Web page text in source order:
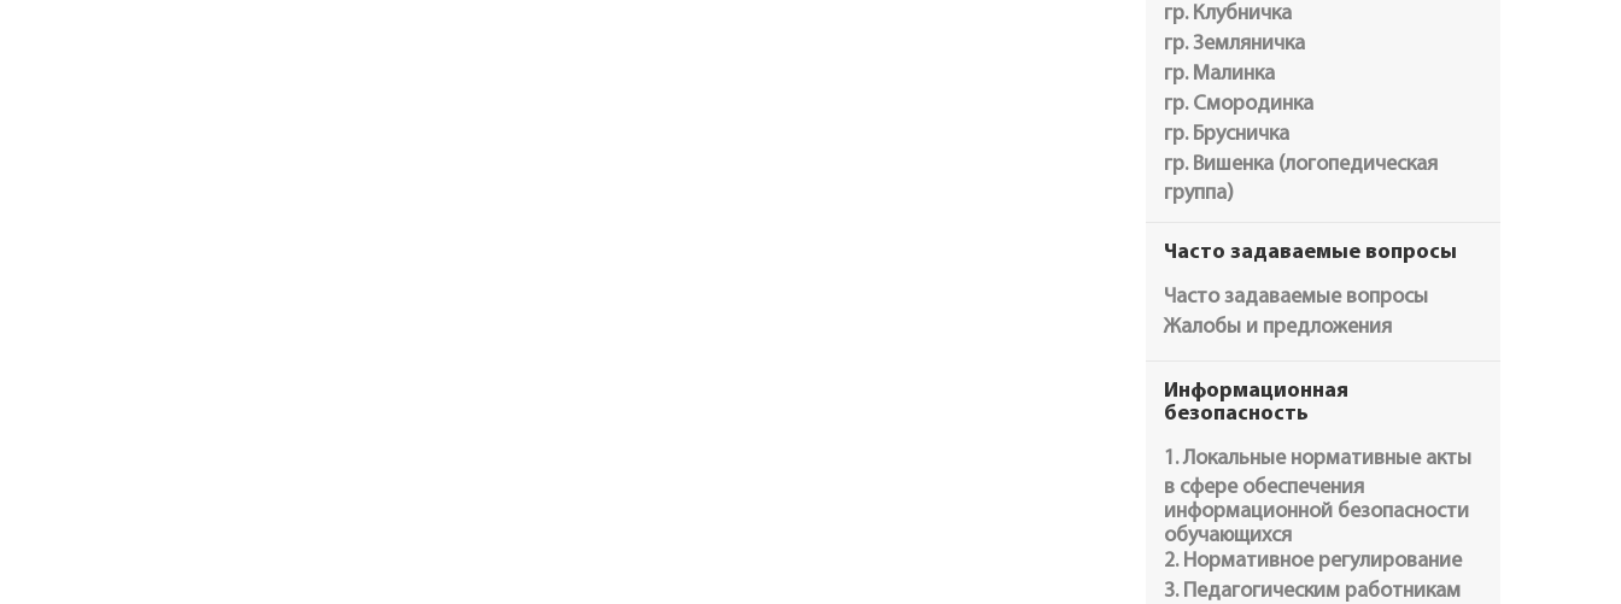
гр. Клубничка
гр. Земляничка
гр. Малинка
гр. Смородинка
гр. Брусничка
гр. Вишенка (логопедическая
группа)
Часто задаваемые вопросы
Часто задаваемые вопросы
Жалобы и предложения
Информационная
безопасность
1. Локальные нормативные акты
в сфере обеспечения
информационной безопасности
обучающихся
2. Нормативное регулирование
3. Педагогическим работникам